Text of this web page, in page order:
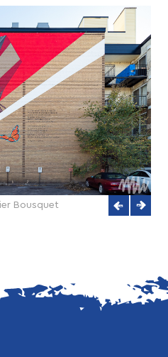
Bousquet